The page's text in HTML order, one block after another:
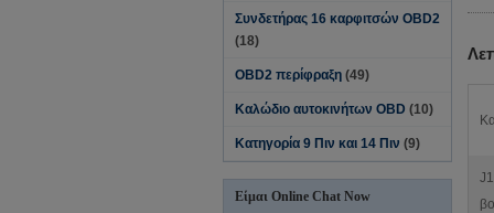
Συνδετήρας 16 καρφιτσών OBD2
(18)
OBD2 περίφραξη (49)
Καλώδιο αυτοκινήτων OBD (10)
Κατηγορία 9 Πιν και 14 Πιν (9)
Είμαι Online Chat Now